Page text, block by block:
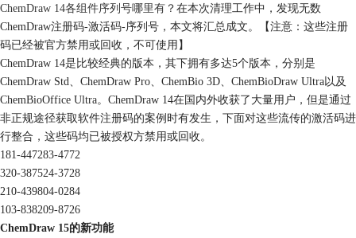
ChemDraw 14各组件序列号哪里有？在本次清理工作中，发现无数
ChemDraw注册码-激活码-序列号，本文将汇总成文。【注意：这些注册
码已经被官方禁用或回收，不可使用】
ChemDraw 14是比较经典的版本，其下拥有多达5个版本，分别是
ChemDraw Std、ChemDraw Pro、ChemBio 3D、ChemBioDraw Ultra以及
ChemBioOffice Ultra。ChemDraw 14在国内外收获了大量用户，但是通过
非正规途径获取软件注册码的案例时有发生，下面对这些流传的激活码进
行整合，这些码均已被授权方禁用或回收。
181-447283-4772
320-387524-3728
210-439804-0284
103-838209-8726
ChemDraw 15的新功能